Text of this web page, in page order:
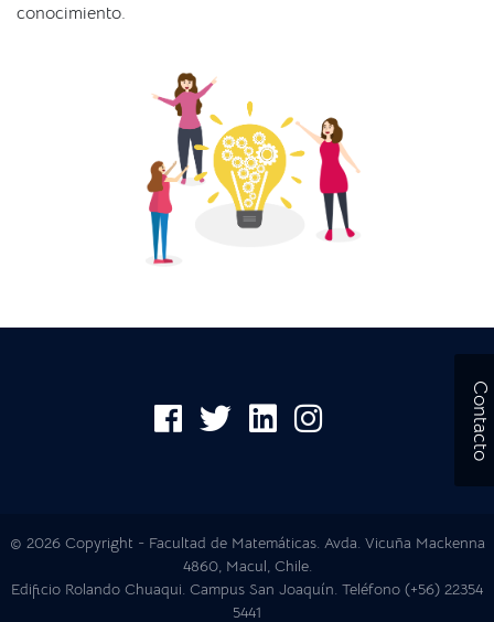
conocimiento.
© 2026 Copyright - Facultad de Matemáticas. Avda. Vicuña Mackenna
4860, Macul, Chile.
Edificio Rolando Chuaqui. Campus San Joaquín. Teléfono (+56) 22354
5441
Contacto